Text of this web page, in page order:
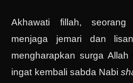
Akhawati fillah, seorang
menjaga jemari dan
mengharapkan surga Allah
ingat kembali sabda Nabi